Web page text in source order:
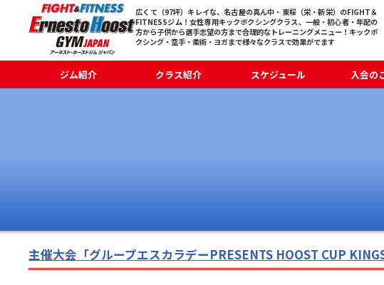
広くて（97坪）キレイな、名古屋の真ん中・東桜（栄・新栄）のFIGHT＆
FITNESSジム！女性専用キックボクシングクラス、一般・初心者・年配の
方から子供から選手志望の方まで合理的なトレーニングメニュー！キックボ
クシング・空手・柔術・ヨガまで様々なクラスで効果がでます
ジム紹介 クラス紹介 スケジュール 入会の
主催大会「グループエスカラデーPRESENTS HOOST CUP